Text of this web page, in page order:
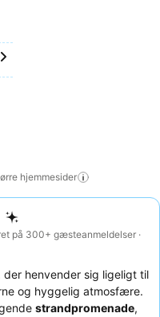
hjemmesider
på 300+ gæsteanmeldelser ·
henvender sig ligeligt til
og hyggelig atmosfære.
strandpromenade,